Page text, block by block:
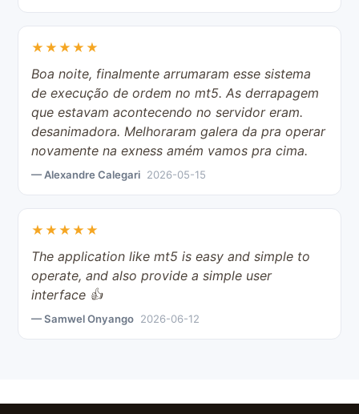
★★★★★
Boa noite, finalmente arrumaram esse sistema
de execução de ordem no mt5. As derrapagem
que estavam acontecendo no servidor eram.
desanimadora. Melhoraram galera da pra operar
novamente na exness amém vamos pra cima.
— Alexandre Calegari 2026-05-15
★★★★★
The application like mt5 is easy and simple to
operate, and also provide a simple user
interface 👍
— Samwel Onyango 2026-06-12